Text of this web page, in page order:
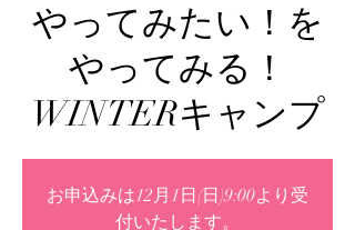
やってみたい！を
やってみる！
WINTERキャンプ
お申込みは12月1日(日)9:00より受
付いたします。